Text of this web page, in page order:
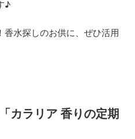
♪
水探しのお供に、ぜひ活用
カラリア 香りの定期